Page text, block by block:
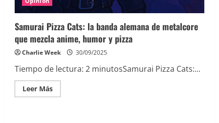
Samurai Pizza Cats: la banda alemana de metalcore
que mezcla anime, humor y pizza
Charlie Week 30/09/2025
Tiempo de lectura: 2 minutosSamurai Pizza Cats:...
Leer MásLeer
más